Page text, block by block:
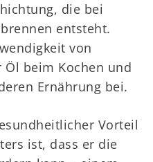
die bei
entsteht.
von
beim Kochen und
Ernährung bei.
Vorteil
ist, dass er die